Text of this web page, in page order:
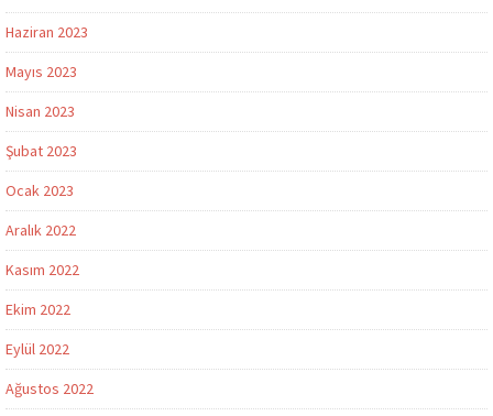
Haziran 2023
Mayıs 2023
Nisan 2023
Şubat 2023
Ocak 2023
Aralık 2022
Kasım 2022
Ekim 2022
Eylül 2022
Ağustos 2022